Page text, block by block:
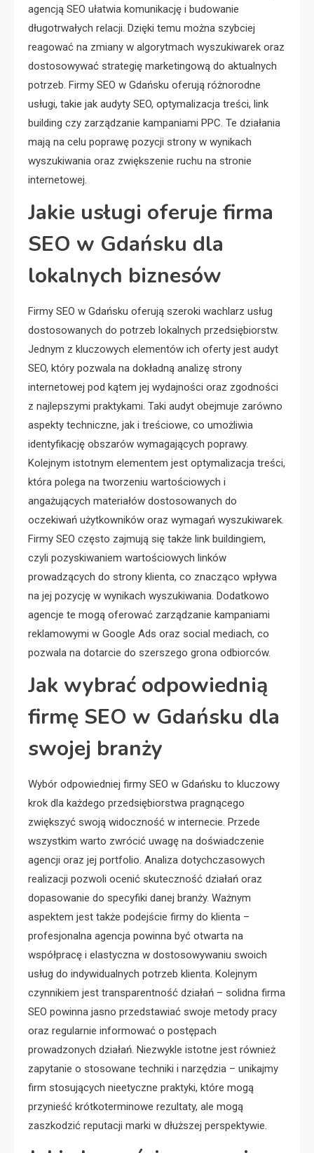
agencją SEO ułatwia komunikację i budowanie
długotrwałych relacji. Dzięki temu można szybciej
reagować na zmiany w algorytmach wyszukiwarek oraz
dostosowywać strategię marketingową do aktualnych
potrzeb. Firmy SEO w Gdańsku oferują różnorodne
usługi, takie jak audyty SEO, optymalizacja treści, link
building czy zarządzanie kampaniami PPC. Te działania
mają na celu poprawę pozycji strony w wynikach
wyszukiwania oraz zwiększenie ruchu na stronie
internetowej.
Jakie usługi oferuje firma
SEO w Gdańsku dla
lokalnych biznesów
Firmy SEO w Gdańsku oferują szeroki wachlarz usług
dostosowanych do potrzeb lokalnych przedsiębiorstw.
Jednym z kluczowych elementów ich oferty jest audyt
SEO, który pozwala na dokładną analizę strony
internetowej pod kątem jej wydajności oraz zgodności
z najlepszymi praktykami. Taki audyt obejmuje zarówno
aspekty techniczne, jak i treściowe, co umożliwia
identyfikację obszarów wymagających poprawy.
Kolejnym istotnym elementem jest optymalizacja treści,
która polega na tworzeniu wartościowych i
angażujących materiałów dostosowanych do
oczekiwań użytkowników oraz wymagań wyszukiwarek.
Firmy SEO często zajmują się także link buildingiem,
czyli pozyskiwaniem wartościowych linków
prowadzących do strony klienta, co znacząco wpływa
na jej pozycję w wynikach wyszukiwania. Dodatkowo
agencje te mogą oferować zarządzanie kampaniami
reklamowymi w Google Ads oraz social mediach, co
pozwala na dotarcie do szerszego grona odbiorców.
Jak wybrać odpowiednią
firmę SEO w Gdańsku dla
swojej branży
Wybór odpowiedniej firmy SEO w Gdańsku to kluczowy
krok dla każdego przedsiębiorstwa pragnącego
zwiększyć swoją widoczność w internecie. Przede
wszystkim warto zwrócić uwagę na doświadczenie
agencji oraz jej portfolio. Analiza dotychczasowych
realizacji pozwoli ocenić skuteczność działań oraz
dopasowanie do specyfiki danej branży. Ważnym
aspektem jest także podejście firmy do klienta –
profesjonalna agencja powinna być otwarta na
współpracę i elastyczna w dostosowywaniu swoich
usług do indywidualnych potrzeb klienta. Kolejnym
czynnikiem jest transparentność działań – solidna firma
SEO powinna jasno przedstawiać swoje metody pracy
oraz regularnie informować o postępach
prowadzonych działań. Niezwykle istotne jest również
zapytanie o stosowane techniki i narzędzia – unikajmy
firm stosujących nieetyczne praktyki, które mogą
przynieść krótkoterminowe rezultaty, ale mogą
zaszkodzić reputacji marki w dłuższej perspektywie.